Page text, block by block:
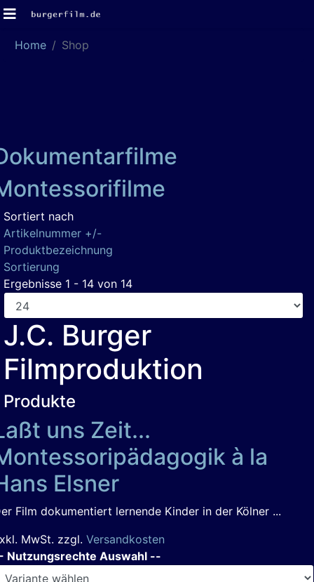
Home Shop
Sortiert nach
Artikelnummer +/-
Produktbezeichnung
Sortierung
Ergebnisse 1 - 14 von 14
J.C. Burger
Filmproduktion
Produkte
uns Zeit...
à la
Elsner
Film dokumentiert lernende Kinder in der Kölner ...
MwSt. zzgl. Versandkosten
Nutzungsrechte Auswahl --